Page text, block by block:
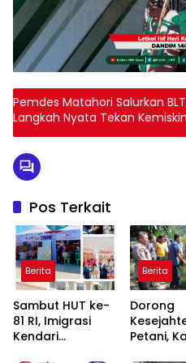
Pemdes Matahori Salurkan
Langkah Nyata Tekan
Pos Terkait
Berita
Sambut HUT ke-
81 RI, Imigrasi
Kendari
Berita
Dorong
Petani,